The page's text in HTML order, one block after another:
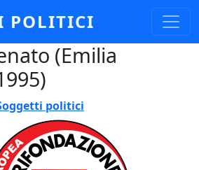
POLITICI
(Emilia
politici